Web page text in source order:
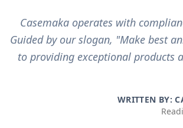
Casemaka operates with
Guided by our slogan, "Make best
to providing exceptional products
WRITTEN BY: